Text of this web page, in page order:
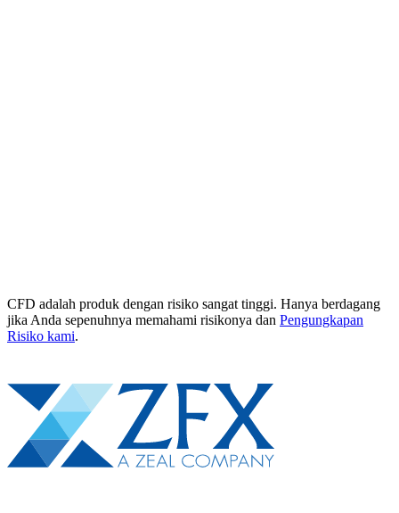
CFD adalah produk dengan risiko sangat tinggi. Hanya berdagang
jika Anda sepenuhnya memahami risikonya dan Pengungkapan
Risiko kami.